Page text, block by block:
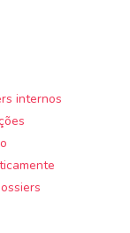
internos